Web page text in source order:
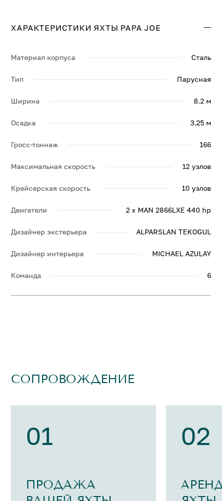
Свяжитесь с нами, и мы вышлем больше информации
ХАРАКТЕРИСТИКИ ЯХТЫ PAPA JOE
Материал корпуса Сталь
Тип Парусная
Ширина 8.2 м
Осадка 3.25 м
Гросс-тоннаж 166
Максимальная скорость 12 узлов
Крейсерская скорость 10 узлов
Двигатели 2 x MAN 2866LXE 440 hp
Дизайнер экстерьера ALPARSLAN TEKOGUL
Дизайнер интерьера MICHAEL AZULAY
Команда 6
СОПРОВОЖДЕНИЕ
01
ПРОДАЖА
02